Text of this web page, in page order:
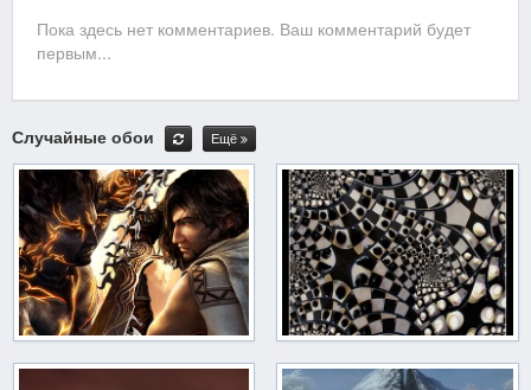
Пока здесь нет комментариев. Ваш комментарий будет
первым...
Случайные обои Ещё